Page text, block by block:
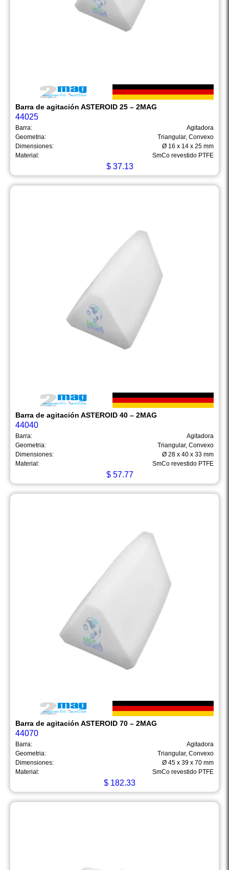
Barra de agitación ASTEROID 25 – 2MAG
44025
Barra:
Agitadora
Geometria:
Triangular, Convexo
Dimensiones:
Ø 16 x 14 x 25 mm
Material:
SmCo revestido PTFE
$37.13
Barra de agitación ASTEROID 40 – 2MAG
44040
Barra:
Agitadora
Geometria:
Triangular, Convexo
Dimensiones:
Ø 28 x 40 x 33 mm
Material:
SmCo revestido PTFE
$57.77
Barra de agitación ASTEROID 70 – 2MAG
44070
Barra:
Agitadora
Geometria:
Triangular, Convexo
Dimensiones:
Ø 45 x 39 x 70 mm
Material:
SmCo revestido PTFE
$ 182.33